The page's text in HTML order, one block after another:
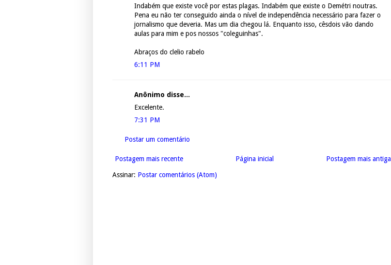
Indabém que existe você por estas plagas. Indabém que existe o Demétri noutras.
Pena eu não ter conseguido ainda o nível de independência necessário para fazer o
jornalismo que deveria. Mas um dia chegou lá. Enquanto isso, cêsdois vão dando
aulas para mim e pos nossos "coleguinhas".
Abraços do clelio rabelo
6:11 PM
Anônimo disse...
Excelente.
7:31 PM
Postar um comentário
Postagem mais recente Postagem mais antiga
Página inicial
Assinar: Postar comentários (Atom)